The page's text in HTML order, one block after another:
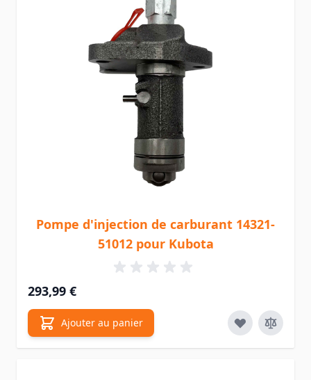
Pompe d'injection de carburant 14321-
51012 pour Kubota
293,99 €
Ajouter au panier